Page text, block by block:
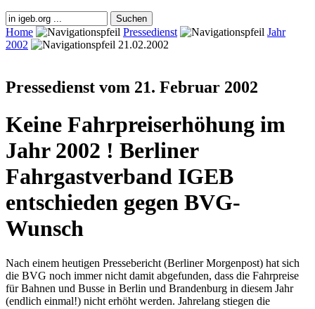
Home Pressedienst
Jahr
2002
21.02.2002
Pressedienst vom 21. Februar 2002
Keine Fahrpreiserhöhung im
Jahr 2002 ! Berliner
Fahrgastverband IGEB
entschieden gegen BVG-
Wunsch
Nach einem heutigen Pressebericht (Berliner Morgenpost) hat sich
die BVG noch immer nicht damit abgefunden, dass die Fahrpreise
für Bahnen und Busse in Berlin und Brandenburg in diesem Jahr
(endlich einmal!) nicht erhöht werden. Jahrelang stiegen die